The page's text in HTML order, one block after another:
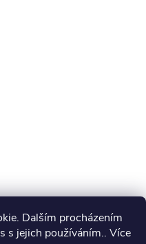
Dalším procházením
s jejich používáním.. Více